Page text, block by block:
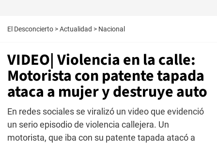
El Desconcierto >Actualidad > Nacional
VIDEO| Violencia en la calle:
Motorista con patente tapada
ataca a mujer y destruye auto
En redes sociales se viralizó un video que evidenció
un serio episodio de violencia callejera. Un
motorista, que iba con su patente tapada atacó a